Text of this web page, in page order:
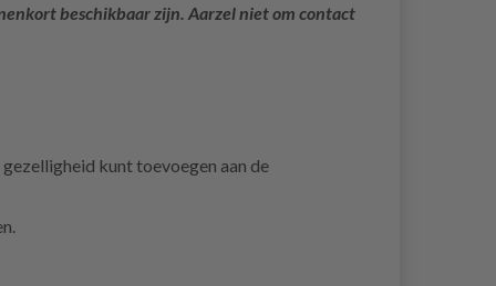
beschikbaar zijn. Aarzel niet om contact
kunt toevoegen aan de